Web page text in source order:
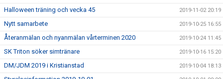
Halloween träning och vecka 45 2019-11-02 20:19
Nytt samarbete 2019-10-25 16:55
Återanmälan och nyanmälan vårterminen 2020 2019-10-24 11:45
SK Triton söker simtränare 2019-10-16 15:20
DM/JDM 2019 i Kristianstad 2019-10-04 18:13